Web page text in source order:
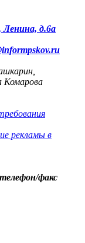
Ленина, д.6а
Комарова
рекламы в
факс